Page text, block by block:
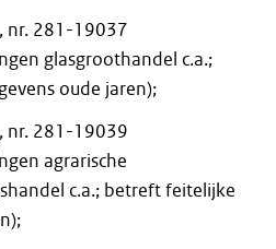
nr. 281-19037
glasgroothandel c.a.;
oude jaren);
nr. 281-19039
agrarische
c.a.; betreft feitelijke